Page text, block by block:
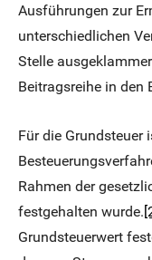
Ausführungen zur
unterschiedlichen
Stelle
Beitragsreihe in den
Für die Grundsteuer
Rahmen der
festgehalten wurde.
Grundsteuerwert